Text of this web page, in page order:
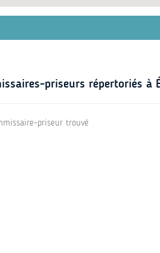
priseurs répertoriés à
priseur trouvé